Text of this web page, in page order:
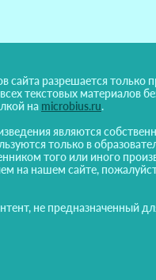
сайта разрешается только
текстовых материалов
на microbius.ru.
являются
только в
того или иного
на нашем сайте,
не предназначенный